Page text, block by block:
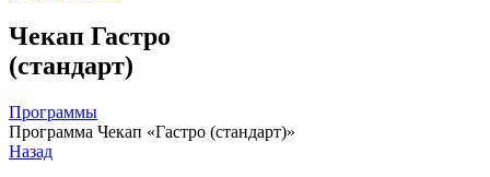
Чекап Гастро
(стандарт)
Программы
Программа Чекап «Гастро (стандарт)»
Назад